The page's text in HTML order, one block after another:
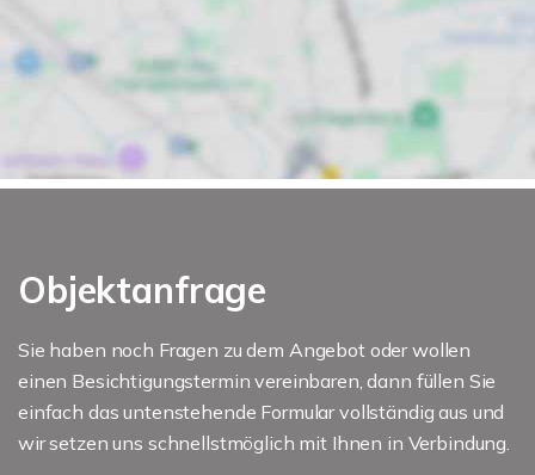
Objektanfrage
Sie haben noch Fragen zu dem Angebot oder wollen
einen Besichtigungstermin vereinbaren, dann füllen Sie
einfach das untenstehende Formular vollständig aus und
wir setzen uns schnellstmöglich mit Ihnen in Verbindung.